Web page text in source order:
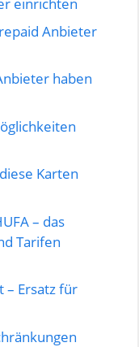
einrichten
Anbieter
haben
Karten
– das
Tarifen
– Ersatz für